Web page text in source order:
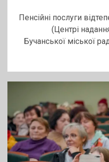
Пенсійні послуги
(Центрі
Бучанської міської